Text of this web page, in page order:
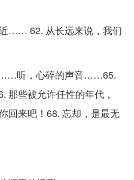
…… 62. 从长远来说，我们
……听，心碎的声音……65.
那些被允许任性的年代，
来吧！68. 忘却，是最无